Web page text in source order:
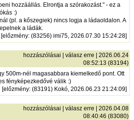
hozzáállás. Elrontja a szórakozást." - ez a
:)
(pl. a kőszegiek) nincs logja a ládaoldalon. A
a ládák.
[előzmény: (83256) imi75, 2026.07.30 15:24:28]
hozzászólásai |válasz erre | 2026.06.24
08:52:13 (83194)
500m-nél magasabbara kiemelkedő pont. Ott
fényképezkedővé válik :)
[előzmény: (83191) Kokó, 2026.06.23 21:24:09]
hozzászólásai |válasz erre | 2026.04.08
08:40:46 (83080)